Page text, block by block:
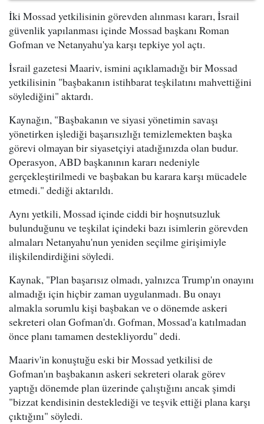
İki Mossad yetkilisinin görevden alınması kararı, İsrail
güvenlik yapılanması içinde Mossad başkanı Roman
Gofman ve Netanyahu'ya karşı tepkiye yol açtı.
İsrail gazetesi Maariv, ismini açıklamadığı bir Mossad
yetkilisinin "başbakanın istihbarat teşkilatını mahvettiğini
söylediğini" aktardı.
Kaynağın, "Başbakanın ve siyasi yönetimin savaşı
yönetirken işlediği başarısızlığı temizlemekten başka
görevi olmayan bir siyasetçiyi atadığınızda olan budur.
Operasyon, ABD başkanının kararı nedeniyle
gerçekleştirilmedi ve başbakan bu karara karşı mücadele
etmedi." dediği aktarıldı.
Aynı yetkili, Mossad içinde ciddi bir hoşnutsuzluk
bulunduğunu ve teşkilat içindeki bazı isimlerin görevden
almaları Netanyahu'nun yeniden seçilme girişimiyle
ilişkilendirdiğini söyledi.
Kaynak, "Plan başarısız olmadı, yalnızca Trump'ın onayını
almadığı için hiçbir zaman uygulanmadı. Bu onayı
almakla sorumlu kişi başbakan ve o dönemde askeri
sekreteri olan Gofman'dı. Gofman, Mossad'a katılmadan
önce planı tamamen destekliyordu" dedi.
Maariv'in konuştuğu eski bir Mossad yetkilisi de
Gofman'ın başbakanın askeri sekreteri olarak görev
yaptığı dönemde plan üzerinde çalıştığını ancak şimdi
"bizzat kendisinin desteklediği ve teşvik ettiği plana karşı
çıktığını" söyledi.